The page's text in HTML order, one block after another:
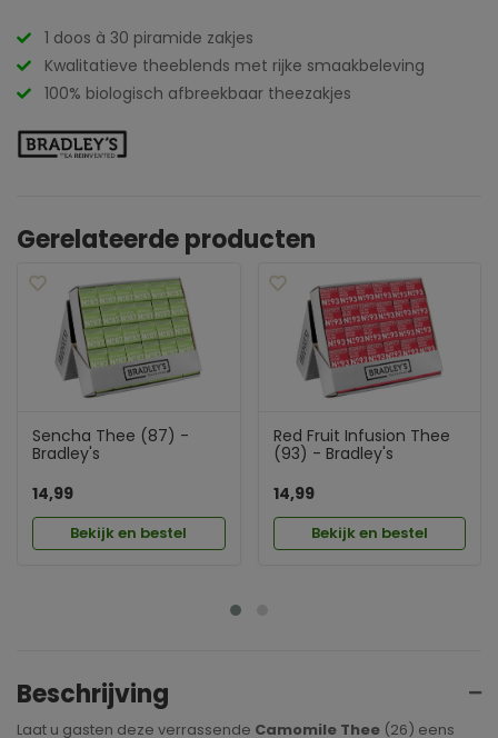
1 doos à 30 piramide zakjes
Kwalitatieve theeblends met rijke smaakbeleving
100% biologisch afbreekbaar theezakjes
Beschrijving
Laat u gasten deze verrassende Camomile Thee (26) eens
Gerelateerde producten
Sencha Thee (87) -
Bradley's
14,99
Bekijk en bestel
Red Fruit Infusion Thee
(93) - Bradley's
14,99
Bekijk en bestel